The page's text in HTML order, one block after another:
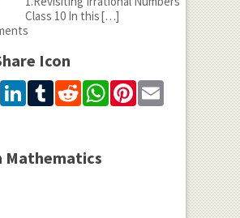
Class 10 In this[…]
Icon
LinkedIn
Tumblr
Reddit
WhatsApp
Pinterest
Email
Mathematics